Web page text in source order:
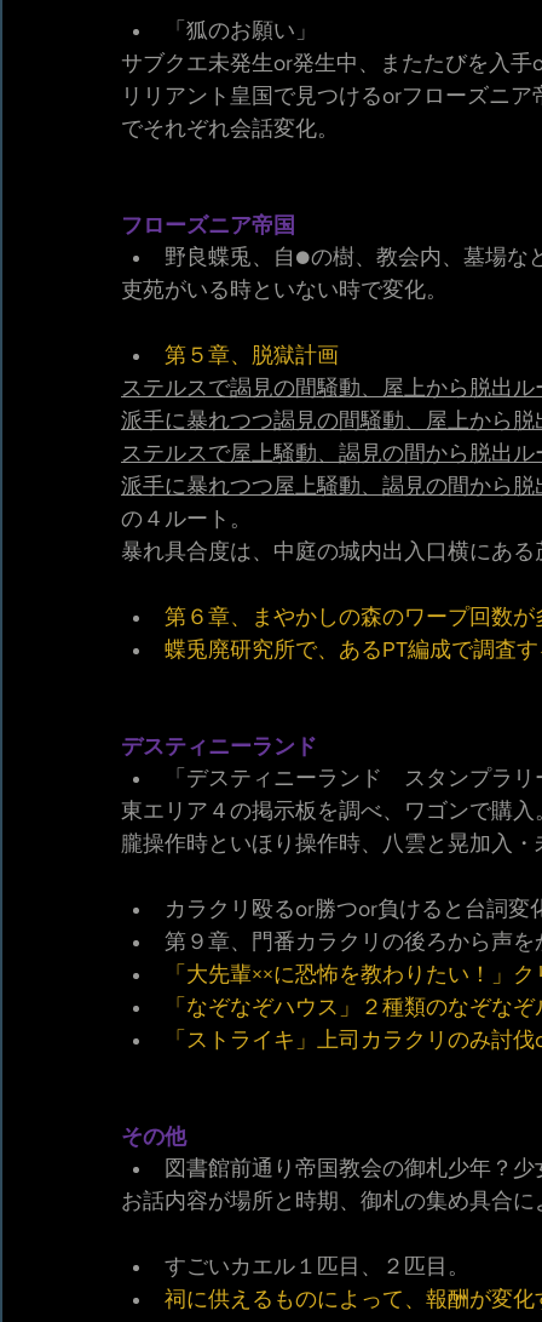
「狐のお願い」
サブクエ未発生or発生中、またたびを入手
リリアント皇国で見つけるorフローズニア
でそれぞれ会話変化。
フローズニア帝国
野良蝶兎、自●の樹、教会内、墓場な
吏苑がいる時といない時で変化。
第５章、脱獄計画
ステルスで謁見の間騒動、屋上から脱出ル
派手に暴れつつ謁見の間騒動、屋上から脱
ステルスで屋上騒動、謁見の間から脱出ル
派手に暴れつつ屋上騒動、謁見の間から脱
の４ルート。
暴れ具合度は、中庭の城内出入口横にあ
第６章、まやかしの森のワープ回数が
蝶兎廃研究所で、あるPT編成で調査
デスティニーランド
「デスティニーランド　スタンプラリ
東エリア４の掲示板を調べ、ワゴンで購入
朧操作時といほり操作時、八雲と晃加入
カラクリ殴るor勝つor負けると台詞変
第９章、門番カラクリの後ろから声
「大先輩××に恐怖を教わりたい！」
「なぞなぞハウス」２種類のなぞなぞ
「ストライキ」上司カラクリのみ討
その他
図書館前通り帝国教会の御札少年？少
お話内容が場所と時期、御札の集め具合に
すごいカエル１匹目、２匹目。
祠に供えるものによって、報酬が変化